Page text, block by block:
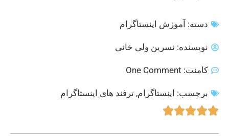
دسته: آموزش اینستاگرام
نویسنده: نسرین ولی خانی
کامنت:
برچسب: اینستاگرام, ترفند های اینستاگرام